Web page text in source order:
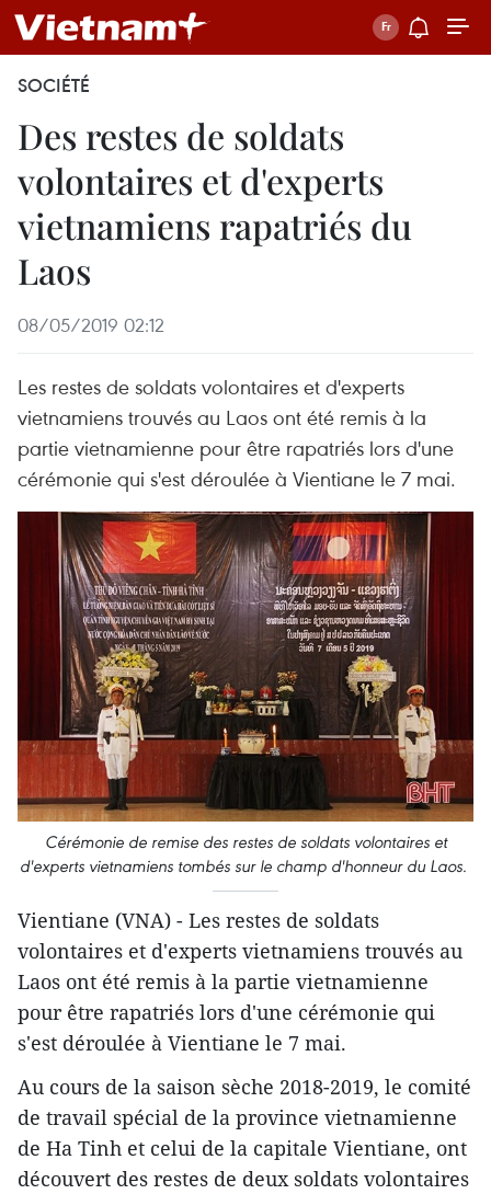
SOCIÉTÉ
Des restes de soldats
volontaires et d'experts
vietnamiens rapatriés du
Laos ​
08/05/2019 02:12
Les restes de soldats volontaires et d'experts
vietnamiens trouvés au Laos ont été remis à la
partie vietnamienne pour être rapatriés lors d'une
cérémonie qui s'est déroulée à Vientiane le 7 mai.
Cérémonie de remise des restes de soldats volontaires et
d'experts vietnamiens tombés sur le champ d'honneur du Laos.
Vientiane (VNA) - Les restes de soldats
volontaires et d'experts vietnamiens trouvés au
Laos ont été remis à la partie vietnamienne
pour être rapatriés lors d'une cérémonie qui
s'est déroulée à Vientiane le 7 mai.
Au cours de la saison sèche 2018-2019, le comité
de travail spécial de la province vietnamienne
de Ha Tinh et celui de la capitale Vientiane, ont
découvert des restes de deux soldats volontaires